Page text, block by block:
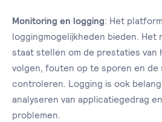
Monitoring en logging: Het
loggingmogelijkheden bieden. Het
staat stellen om de prestaties van
volgen, fouten op te sporen en de
controleren. Logging is ook
analyseren van applicatiegedrag
problemen.